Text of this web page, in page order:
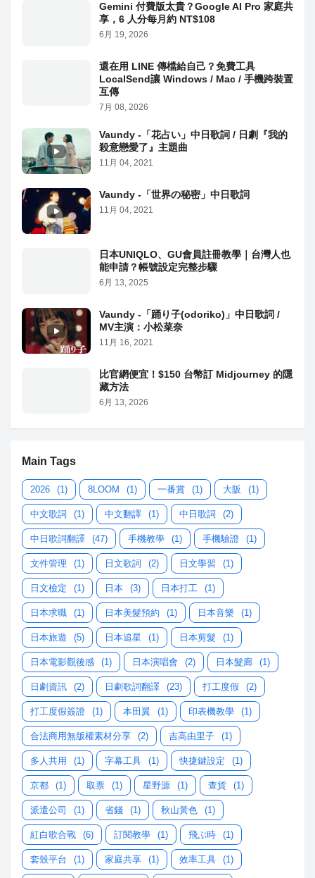
Gemini 付費版太貴？Google AI Pro 家庭共
享，6 人分每月約 NT$108
6月 19, 2026
還在用 LINE 傳檔給自己？免費工具
LocalSend讓 Windows / Mac / 手機跨裝置
互傳
7月 08, 2026
Vaundy -「花占い」中日歌詞 / 日劇『我的
殺意戀愛了』主題曲
11月 04, 2021
Vaundy -「世界の秘密」中日歌詞
11月 04, 2021
日本UNIQLO、GU會員註冊教學｜台灣人也
能申請？帳號設定完整步驟
6月 13, 2025
Vaundy -「踊り子(odoriko)」中日歌詞 /
MV主演：小松菜奈
11月 16, 2021
比官網便宜！$150 台幣訂 Midjourney 的隱
藏方法
6月 13, 2026
Main Tags
2026 (1) 8LOOM (1) 一番賞 (1) 大阪 (1)
中文歌詞 (1) 中文翻譯 (1) 中日歌詞 (2)
中日歌詞翻譯 (47) 手機教學 (1) 手機驗證 (1)
文件管理 (1) 日文歌詞 (2) 日文學習 (1)
日文檢定 (1) 日本 (3) 日本打工 (1)
日本求職 (1) 日本美髮預約 (1) 日本音樂 (1)
日本旅遊 (5) 日本追星 (1) 日本剪髮 (1)
日本電影觀後感 (1) 日本演唱會 (2) 日本髮廊 (1)
日劇資訊 (2) 日劇歌詞翻譯 (23) 打工度假 (2)
打工度假簽證 (1) 本田翼 (1) 印表機教學 (1)
合法商用無版權素材分享 (2) 吉高由里子 (1)
多人共用 (1) 字幕工具 (1) 快捷鍵設定 (1)
京都 (1) 取票 (1) 星野源 (1) 查貨 (1)
派遣公司 (1) 省錢 (1) 秋山黃色 (1)
紅白歌合戰 (6) 訂閱教學 (1) 飛ぶ時 (1)
套殼平台 (1) 家庭共享 (1) 效率工具 (1)